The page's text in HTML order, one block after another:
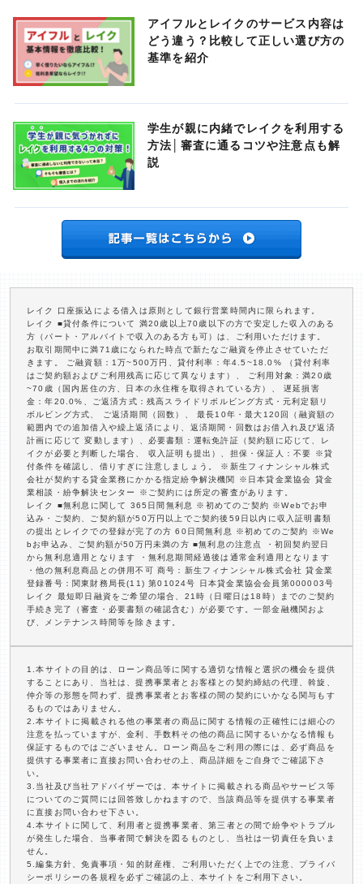
アイフルとレイクのサービス内容は
どう違う？比較して正しい選び方の
基準を紹介
学生が親に内緒でレイクを利用する
方法│審査に通るコツや注意点も解
説
レイク 口座振込による借入は原則として銀行営業時間内に限られます。
レイク ■貸付条件について 満20歳以上70歳以下の方で安定した収入のある
方（パート・アルバイトで収入のある方も可）は、ご利用いただけます。
お取引期間中に満71歳になられた時点で新たなご融資を停止させていただ
きます。 ご融資額：1万~500万円、貸付利率：年4.5~18.0% （貸付利率
はご契約額およびご利用残高に応じて異なります）、 ご利用対象：満20歳
~70歳（国内居住の方、日本の永住権を取得されている方）、 遅延損害
金：年20.0%、ご返済方式：残高スライドリボルビング方式・元利定額リ
ボルビング方式、 ご返済期間（回数）、 最長10年・最大120回（融資額の
範囲内での追加借入や繰上返済により、返済期間・回数はお借入れ及び返済
計画に応じて 変動します）、必要書類：運転免許証（契約額に応じて、レ
イクが必要と判断した場合、 収入証明も提出）、担保・保証人：不要 ※貸
付条件を確認し、借りすぎに注意しましょう。 ※新生フィナンシャル株式
会社が契約する貸金業務にかかる指定紛争解決機関 ※日本貸金業協会 貸金
業相談・紛争解決センター ※ご契約には所定の審査があります。
レイク ■無利息に関して 365日間無利息 ※初めてのご契約 ※Webでお申
込み・ご契約、ご契約額が50万円以上でご契約後59日以内に収入証明書類
の提出とレイクでの登録が完了の方 60日間無利息 ※初めてのご契約 ※We
bお申込み、ご契約額が50万円未満の方 ■無利息の注意点 ・初回契約翌日
から無利息適用となります ・無利息期間経過後は通常金利適用となります
・他の無利息商品との併用不可 商号：新生フィナンシャル株式会社 貸金業
登録番号：関東財務局長(11) 第01024号 日本貸金業協会会員第000003号
レイク 最短即日融資をご希望の場合、21時（日曜日は18時）までのご契約
手続き完了（審査・必要書類の確認含む）が必要です。一部金融機関およ
び、メンテナンス時間等を除きます。
1.本サイトの目的は、ローン商品等に関する適切な情報と選択の機会を提供
することにあり、当社は、提携事業者とお客様との契約締結の代理、斡旋、
仲介等の形態を問わず、提携事業者とお客様の間の契約にいかなる関与もす
るものではありません。
2.本サイトに掲載される他の事業者の商品に関する情報の正確性には細心の
注意を払っていますが、金利、手数料その他の商品に関するいかなる情報も
保証するものではございません。ローン商品をご利用の際には、必ず商品を
提供する事業者に直接お問い合わせの上、商品詳細をご自身でご確認下さ
い。
3.当社及び当社アドバイザーでは、本サイトに掲載される商品やサービス等
についてのご質問には回答致しかねますので、当該商品等を提供する事業者
に直接お問い合わせ下さい。
4.本サイトに関して、利用者と提携事業者、第三者との間で紛争やトラブル
が発生した場合、当事者間で解決を図るものとし、当社は一切責任を負いま
せん。
5.編集方針、免責事項・知的財産権、ご利用いただく上での注意、プライバ
シーポリシーの各規程を必ずご確認の上、本サイトをご利用下さい。